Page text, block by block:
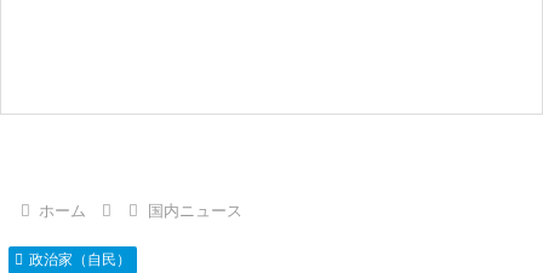
ホーム 国内ニュース
政治家（自民）